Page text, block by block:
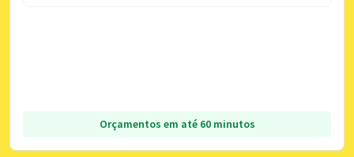
Orçamentos em até 60 minutos